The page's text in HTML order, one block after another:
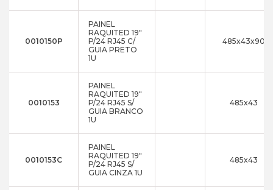
0010150P
PAINEL
RAQUITED 19"
P/24 RJ45 C/
GUIA PRETO
1U
485x43x90
0010153
PAINEL
RAQUITED 19"
P/24 RJ45 S/
GUIA BRANCO
1U
485x43
0010153C
PAINEL
RAQUITED 19"
P/24 RJ45 S/
GUIA CINZA 1U
485x43